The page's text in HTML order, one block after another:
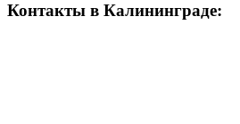
Контакты в Калининграде: